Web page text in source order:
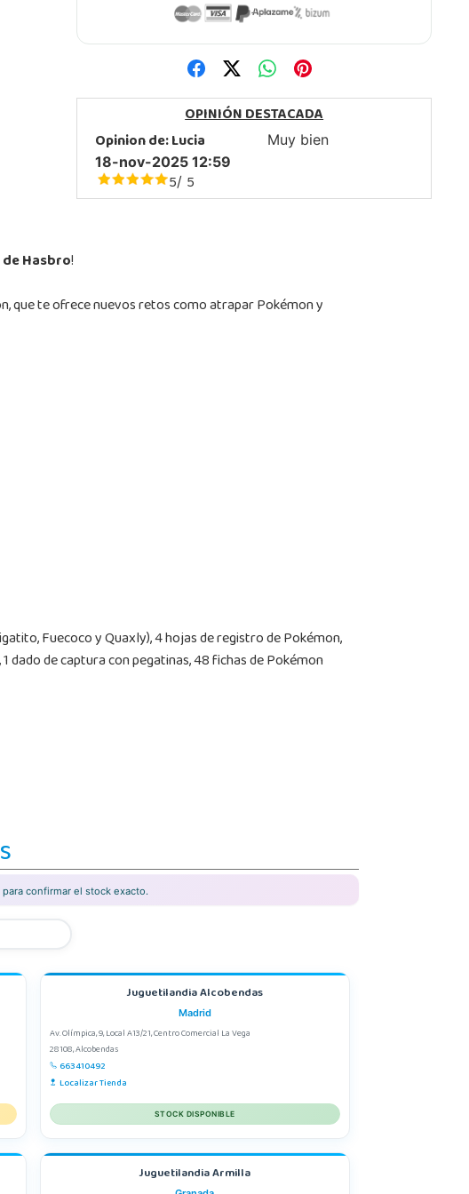
OPINIÓN DESTACADA
Opinion de:Lucia
18-nov-2025 12:59
5/ 5
Muy bien
Hasbro!
que te ofrece nuevos retos como atrapar Pokémon y
Fuecoco y Quaxly), 4 hojas de registro de Pokémon,
dado de captura con pegatinas, 48 fichas de Pokémon
confirmar el stock exacto.
Juguetilandia Alcobendas
Madrid
Av. Olímpica, 9, Local A13/21, Centro Comercial La Vega
28108, Alcobendas
663410492
Localizar Tienda
STOCK DISPONIBLE
Juguetilandia Armilla